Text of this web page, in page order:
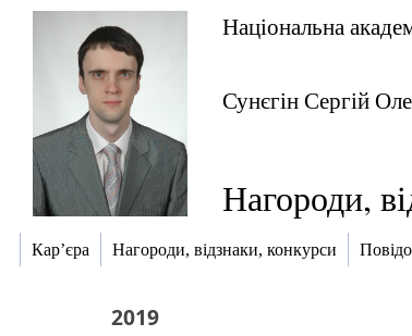
Національна
Сунєгін Сергій
Нагороди,
Кар’єра Нагороди, відзнаки, конкурси
2019